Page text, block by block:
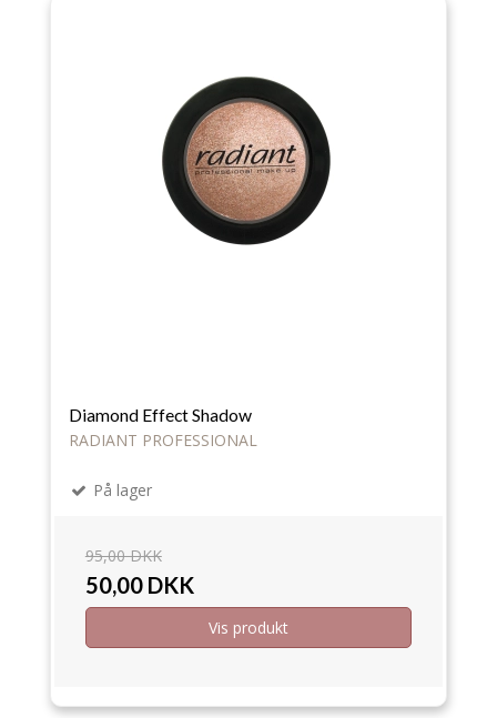
Diamond Effect Shadow
RADIANT PROFESSIONAL
På lager
95,00 DKK
50,00 DKK
Vis produkt